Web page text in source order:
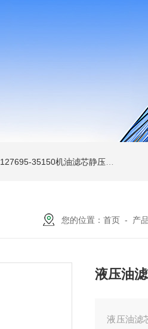
127695-35150机油滤芯静压机滤芯
您的位置： 首页 - 产
液压油
液压油滤